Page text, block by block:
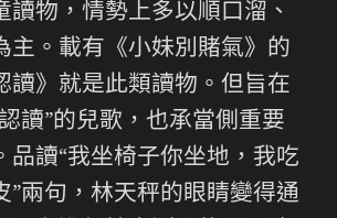
讀物，情勢上多以順口溜、
主。載有《小妹別賭氣》的
讀》就是此類讀物。但旨在
讀”的兒歌，也承當側重要
品讀“我坐椅子你坐地，我吃
”兩句，林天秤的眼睛變得通